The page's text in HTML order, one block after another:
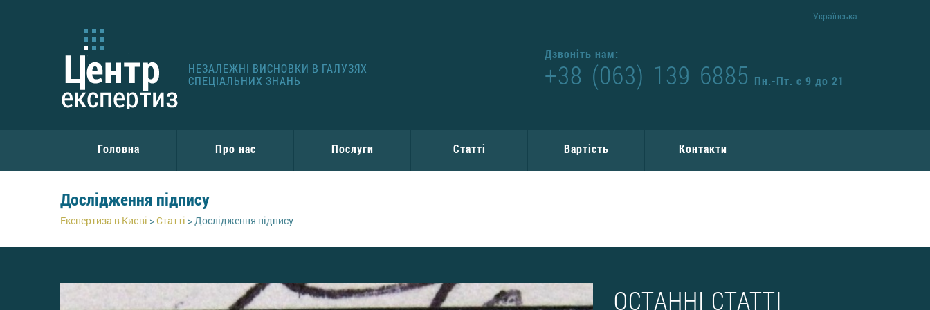
Українська
НЕЗАЛЕЖНІ ВИСНОВКИ В ГАЛУЗЯХ
СПЕЦІАЛЬНИХ ЗНАНЬ
Дзвоніть нам:
+38 (063) 139 6885 Пн.-Пт. с 9 до 21
Головна Про нас Послуги Статті Вартість Контакти
Дослідження підпису
Експертиза в Києві >Статті >Дослідження підпису
ОСТАННІ СТАТТІ